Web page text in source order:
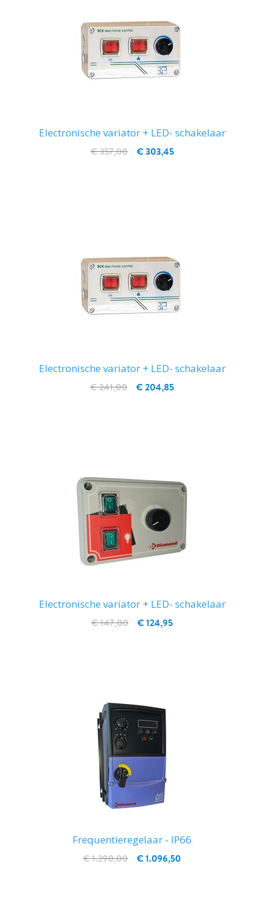
Electronische variator + LED- schakelaar
€ 303,45
€ 357,00
Electronische variator + LED- schakelaar
€ 204,85
€ 241,00
Electronische variator + LED- schakelaar
€ 124,95
€ 147,00
Frequentieregelaar - IP66
€ 1.096,50
€ 1.290,00